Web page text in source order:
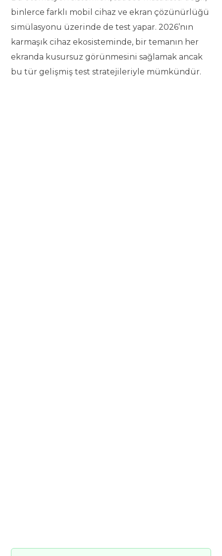
binlerce farklı mobil cihaz ve ekran çözünürlüğü
simülasyonu üzerinde de test yapar. 2026’nın
karmaşık cihaz ekosisteminde, bir temanın her
ekranda kusursuz görünmesini sağlamak ancak
bu tür gelişmiş test stratejileriyle mümkündür.